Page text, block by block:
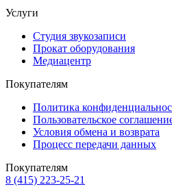
Услуги
Студия звукозаписи
Прокат оборудования
Медиацентр
Покупателям
Политика
Пользовательское
Условия обмена и возврата
Процесс передачи данных
Покупателям
8 (415) 223-25-21